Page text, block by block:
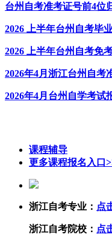
台州自考准考证号前4位
2026 上半年台州自考毕
2026 上半年台州自考免
2026年4月浙江台州自考
2026年4月台州自学考试
课程辅导
更多课程报名入口
浙江自考专业： 点
浙江自考院校： 点